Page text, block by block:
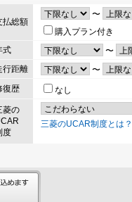
払総額
〜
購入プラン付き
式
〜
行距離
〜
復歴
なし
菱の
度
三菱のUCAR制度とは？